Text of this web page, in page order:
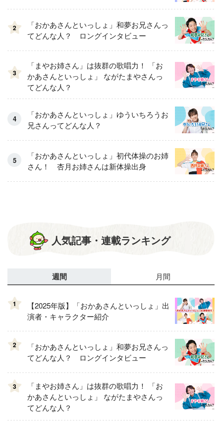
2
「おかあさんといっしょ」和夢お兄さんっ
てどんな人？ ロングインタビュー
3
「まやお姉さん」は抜群の歌唱力！ 「お
かあさんといっしょ」 ながたまやさんっ
てどんな人？
「おかあさんといっしょ」ゆういちろうお
兄さんってどんな人？
「おかあさんといっしょ」初代体操のお姉
さん！ 杏月お姉さんは新体操出身
人気記事・連載ランキング
週間 月間
1
【2025年版】「おかあさんといっしょ」出
演者・キャラクター紹介
2
「おかあさんといっしょ」和夢お兄さんっ
てどんな人？ ロングインタビュー
3
「まやお姉さん」は抜群の歌唱力！ 「お
かあさんといっしょ」 ながたまやさんっ
てどんな人？